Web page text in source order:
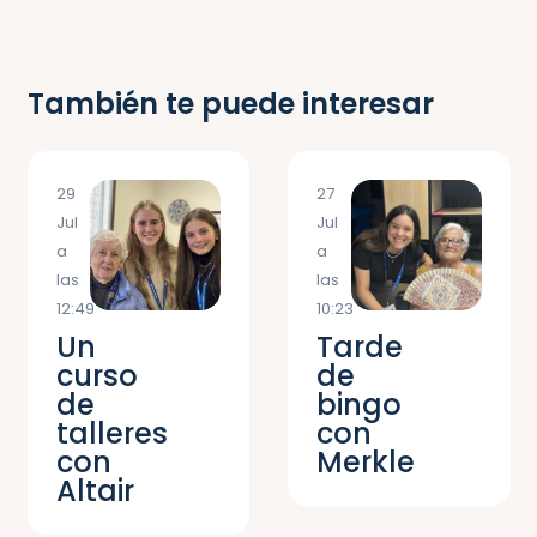
También te puede interesar
29
Jul
a
las
12:49
Un
curso
de
talleres
con
Altair
27
Jul
a
las
10:23
Tarde
de
bingo
con
Merkle